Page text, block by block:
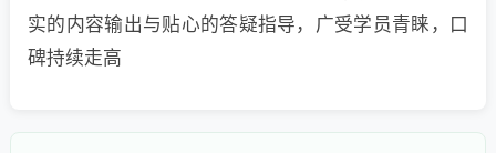
实的内容输出与贴心的答疑指导，广受学员青睐，口
碑持续走高